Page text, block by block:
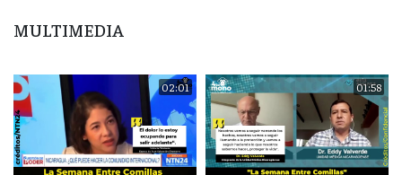
MULTIMEDIA
02:01 01:58